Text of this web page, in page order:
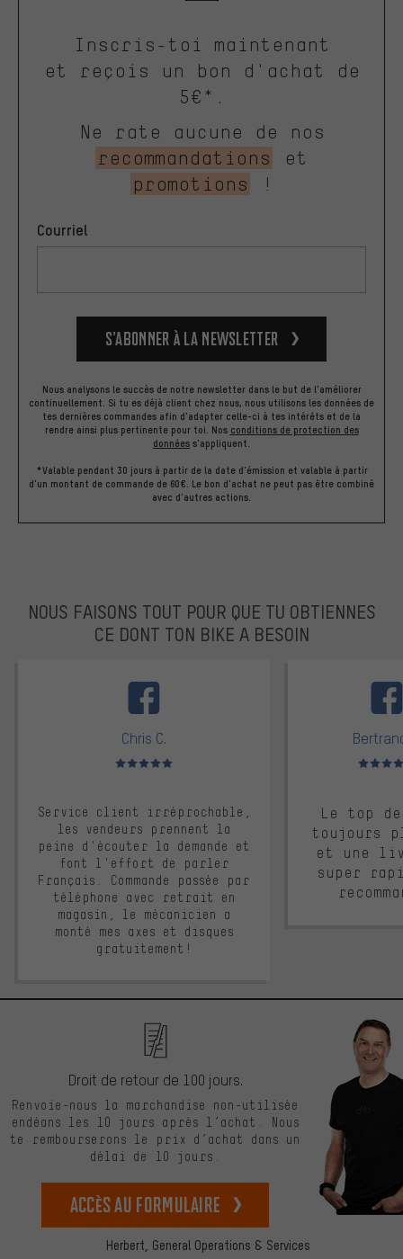
Inscris-toi maintenant
et reçois un bon d'achat de
5€*.
Ne rate aucune de nos
recommandations
et
promotions
!
Courriel
S’abonner à la newsletter
Nous analysons le succès de notre newsletter dans le but de l'améliorer
continuellement. Si tu es déjà client chez nous, nous utilisons les données de
tes dernières commandes afin d'adapter celle-ci à tes intérêts et de la
rendre ainsi plus pertinente pour toi. Nos conditions de protection des
données s'appliquent.
*Valable pendant 30 jours à partir de la date d'émission et valable à partir
d'un montant de commande de 60€. Le bon d'achat ne peut pas être combiné
avec d'autres actions.
NOUS FAISONS TOUT POUR QUE TU OBTIENNES
CE DONT TON BIKE A BESOIN
Chris C.
Note moyenne : 5 sur 5
Service client irréprochable,
les vendeurs prennent la
peine d'écouter la demande et
font l'effort de parler
Français. Commande passée par
téléphone avec retrait en
magasin, le mécanicien a
monté mes axes et disques
gratuitement!
Note
Le top
toujours
et une
super
Herbert, General Operations & Services
Droit de retour de 100 jours.
Renvoie-nous la marchandise non-utilisée
endéans les 10 jours après l’achat. Nous
te rembourserons le prix d’achat dans un
délai de 10 jours.
Accès au formulaire